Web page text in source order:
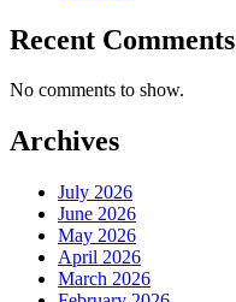
Recent Comments
No comments to show.
Archives
July 2026
June 2026
May 2026
April 2026
March 2026